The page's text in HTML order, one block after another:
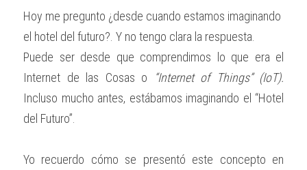
Hoy me pregunto ¿desde cuando estamos imaginando
el hotel del futuro?. Y no tengo clara la respuesta.
Puede ser desde que comprendimos lo que era el
Internet de las Cosas o
“Internet of Things” (IoT).
Incluso mucho antes, estábamos imaginando el “Hotel
del Futuro”.
Yo recuerdo cómo se presentó este concepto en